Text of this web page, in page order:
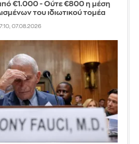
€1.000 - Ούτε €800 η μέση
του ιδιωτικού τομέα
07.08.2026